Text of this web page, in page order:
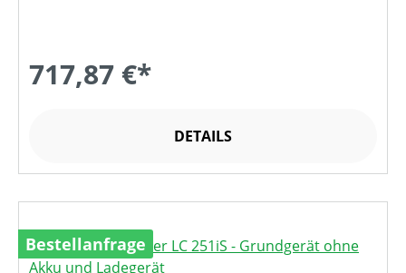
717,87 €*
DETAILS
Bestellanfrage